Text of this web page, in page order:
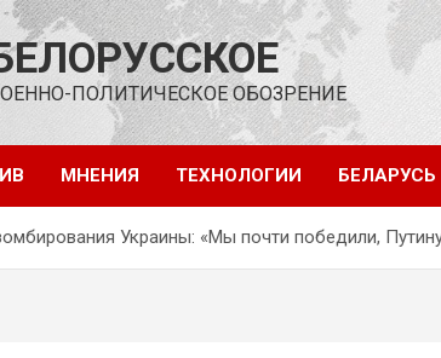
ПОЛИТИЧЕСКОЕ ОБОЗРЕНИЕ
МНЕНИЯ ТЕХНОЛОГИИ БЕЛАРУСЬ
Украины: «Мы почти победили,